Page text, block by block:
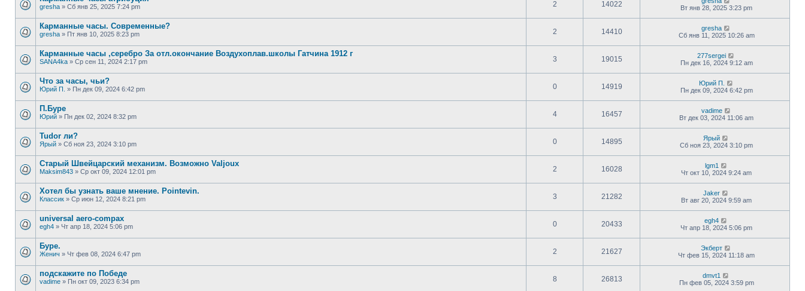
gresha » Сб янв 25, 2025 7:24 pm 2 14022
Вт янв 28, 2025 3:23 pm
Карманные часы. Современные?
gresha » Пт янв 10, 2025 8:23 pm 2 14410
gresha
Сб янв 11, 2025 10:26 am
Карманные часы ,серебро За отл.окончание Воздухоплав.школы Гатчина 1912 г
SANA4ka » Ср сен 11, 2024 2:17 pm 3 19015
277sergei
Пн дек 16, 2024 9:12 am
Что за часы, чьи?
Юрий П. » Пн дек 09, 2024 6:42 pm 0 14919
Юрий П.
Пн дек 09, 2024 6:42 pm
П.Буре
Юрий » Пн дек 02, 2024 8:32 pm 4 16457
vadime
Вт дек 03, 2024 11:06 am
Tudor ли?
Ярый » Сб ноя 23, 2024 3:10 pm 0 14895
Ярый
Сб ноя 23, 2024 3:10 pm
Старый Швейцарский механизм. Возможно Valjoux
Maksim843 » Ср окт 09, 2024 12:01 pm 2 16028
lgm1
Чт окт 10, 2024 9:24 am
Хотел бы узнать ваше мнение. Pointevin.
Классик » Ср июн 12, 2024 8:21 pm 3 21282
Jaker
Вт авг 20, 2024 9:59 am
universal aero-compax
egh4 » Чт апр 18, 2024 5:06 pm 0 20433
egh4
Чт апр 18, 2024 5:06 pm
Буре.
Женич » Чт фев 08, 2024 6:47 pm 2 21627
Экберт
Чт фев 15, 2024 11:18 am
подскажите по Победе
vadime » Пн окт 09, 2023 6:34 pm 8 26813
dmvt1
Пн фев 05, 2024 3:59 pm